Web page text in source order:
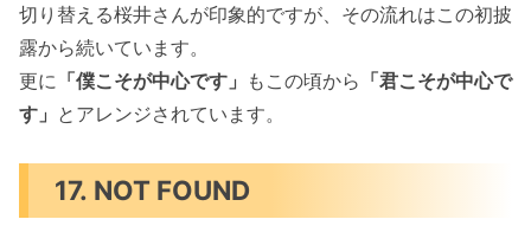
切り替える桜井さんが印象的ですが、その流れはこの初披
露から続いています。
更に 「僕こそが中心です」 もこの頃から 「君こそが中心で
す」 とアレンジされています。
17. NOT FOUND